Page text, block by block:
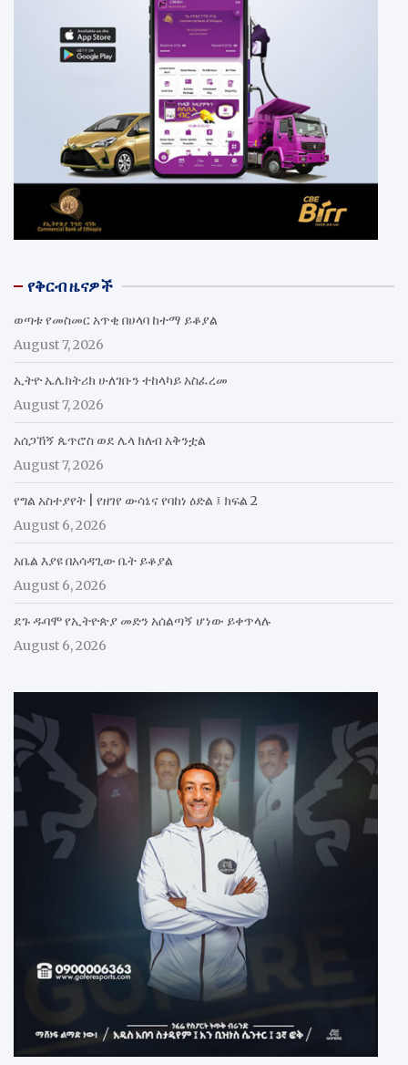
የቅርብ ዜናዎች
ወጣቱ የመስመር አጥቂ በሀላባ ከተማ ይቆያል
August 7, 2026
ኢትዮ ኤሌክትሪክ ሁለገቡን ተከላካይ አስፈረመ
August 7, 2026
አሰጋኸኝ ጴጥሮስ ወደ ሌላ ክለብ አቅንቷል
August 7, 2026
የግል አስተያየት | የዘገየ ውሳኔና የባከነ ዕድል ፤ ክፍል 2
August 6, 2026
አቤል እያዩ በአሳዳጊው ቤት ይቆያል
August 6, 2026
ደጉ ዱባሞ የኢትዮጵያ መድን አሰልጣኝ ሆነው ይቀጥላሉ
August 6, 2026